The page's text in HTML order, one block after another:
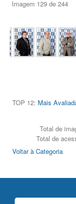
Imagem 129 de 244
TOP 12: Mais
Total de
Total de
Voltar à Categoria